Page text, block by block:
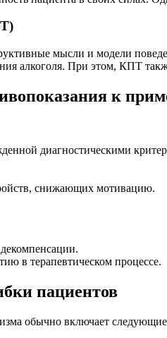
мысли и модели
алкоголя. При этом, КПТ
к
диагностическими
снижающих мотивацию.
в терапевтическом процессе.
пациентов
обычно включает